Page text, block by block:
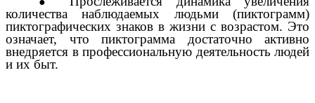
количества наблюдаемых людьми (пиктограмм)
пиктографических знаков в жизни с возрастом. Это
означает, что пиктограмма достаточно активно
внедряется в профессиональную деятельность людей
и их быт.